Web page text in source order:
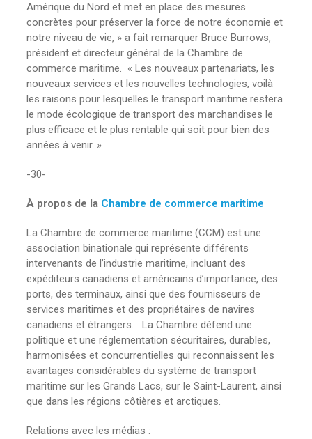
Amérique du Nord et met en place des mesures
concrètes pour préserver la force de notre économie et
notre niveau de vie, » a fait remarquer Bruce Burrows,
président et directeur général de la Chambre de
commerce maritime. « Les nouveaux partenariats, les
nouveaux services et les nouvelles technologies, voilà
les raisons pour lesquelles le transport maritime restera
le mode écologique de transport des marchandises le
plus efficace et le plus rentable qui soit pour bien des
années à venir. »
-30-
À propos de la Chambre de commerce maritime
La Chambre de commerce maritime (CCM) est une
association binationale qui représente différents
intervenants de l’industrie maritime, incluant des
expéditeurs canadiens et américains d’importance, des
ports, des terminaux, ainsi que des fournisseurs de
services maritimes et des propriétaires de navires
canadiens et étrangers. La Chambre défend une
politique et une réglementation sécuritaires, durables,
harmonisées et concurrentielles qui reconnaissent les
avantages considérables du système de transport
maritime sur les Grands Lacs, sur le Saint-Laurent, ainsi
que dans les régions côtières et arctiques.
Relations avec les médias :